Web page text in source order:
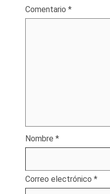
Comentario *
Nombre *
Correo electrónico *